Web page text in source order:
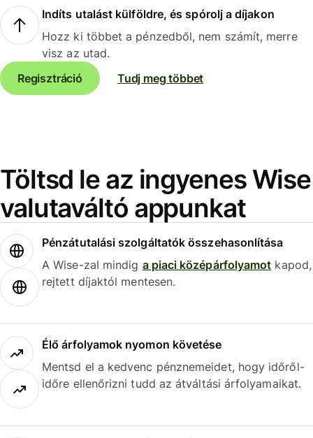
Indíts utalást külföldre, és spórolj a díjakon
Hozz ki többet a pénzedből, nem számít, merre
visz az utad.
Regisztráció
Tudj meg többet
Töltsd le az ingyenes Wise
valutaváltó appunkat
Pénzátutalási szolgáltatók összehasonlítása
A Wise-zal mindig a piaci középárfolyamot kapod,
rejtett díjaktól mentesen.
Élő árfolyamok nyomon követése
Mentsd el a kedvenc pénznemeidet, hogy időről-
időre ellenőrizni tudd az átváltási árfolyamaikat.